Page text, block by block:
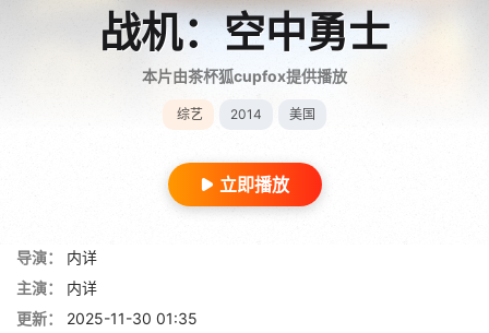
战机：空中勇士
本片由茶杯狐cupfox提供播放
综艺 2014 美国
立即播放
导演：
内详
主演：
内详
更新：
2025-11-30 01:35